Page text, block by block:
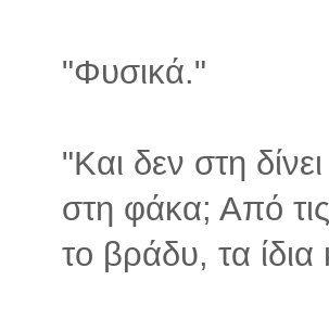
"Φυσικά."
"Και δεν στη
στη φάκα; Από
το βράδυ, τα ίδια